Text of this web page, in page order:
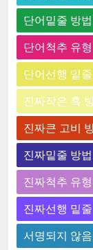
단어밑줄 방법
단어척추 유형
단어선행 밑줄
진짜작은 혹
진짜큰 고비
진짜밑줄 방법
진짜척추 유형
진짜선행 밑줄
서명되지 않